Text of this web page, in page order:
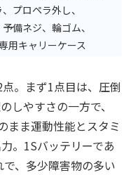
プロペラ外し、
備ネジ、輪ゴム、
用キャリーケース
。まず1点目は、圧倒
しやすさの一方で、
まま運動性能とスタミ
。1Sバッテリーであ
、多少障害物の多い